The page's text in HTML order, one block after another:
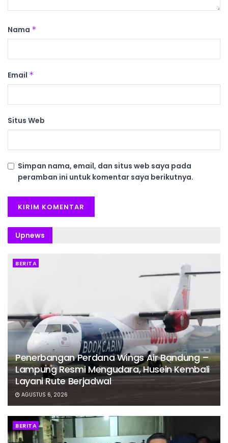
Nama *
Email *
Situs Web
Simpan nama, email, dan situs web saya pada
peramban ini untuk komentar saya berikutnya.
Upnews
BERITA
Penerbangan Perdana Wings Air Bandung –
Lampung Resmi Mengudara, Husein Kembali
Layani Rute Berjadwal
AGUSTUS 6, 2026
BERITA